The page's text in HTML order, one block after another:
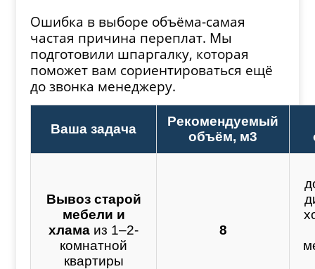
Ошибка в выборе объёма-самая
частая причина переплат. Мы
подготовили шпаргалку, которая
поможет вам сориентироваться ещё
до звонка менеджеру.
Ваша задача
Рекомендуемый
объём, м3
Вывоз старой
мебели и
хлама из 1–2-
комнатной
квартиры
8